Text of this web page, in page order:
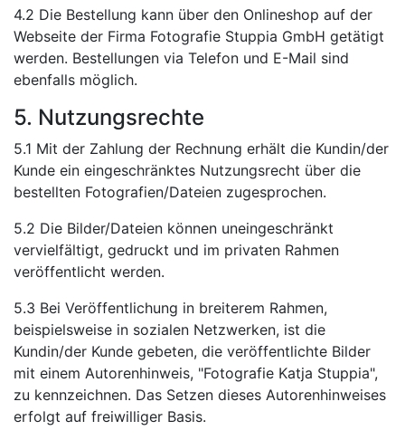
4.2 Die Bestellung kann über den Onlineshop auf der
Webseite der Firma Fotografie Stuppia GmbH getätigt
werden. Bestellungen via Telefon und E-Mail sind
ebenfalls möglich.
5. Nutzungsrechte
5.1 Mit der Zahlung der Rechnung erhält die Kundin/der
Kunde ein eingeschränktes Nutzungsrecht über die
bestellten Fotografien/Dateien zugesprochen.
5.2 Die Bilder/Dateien können uneingeschränkt
vervielfältigt, gedruckt und im privaten Rahmen
veröffentlicht werden.
5.3 Bei Veröffentlichung in breiterem Rahmen,
beispielsweise in sozialen Netzwerken, ist die
Kundin/der Kunde gebeten, die veröffentlichte Bilder
mit einem Autorenhinweis, "Fotografie Katja Stuppia",
zu kennzeichnen. Das Setzen dieses Autorenhinweises
erfolgt auf freiwilliger Basis.